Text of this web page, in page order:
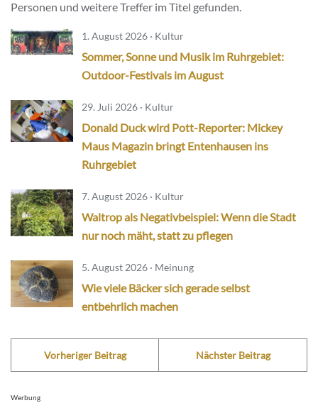
Personen und weitere Treffer im Titel gefunden.
1. August 2026 · Kultur
Sommer, Sonne und Musik im Ruhrgebiet:
Outdoor-Festivals im August
29. Juli 2026 · Kultur
Donald Duck wird Pott-Reporter: Mickey
Maus Magazin bringt Entenhausen ins
Ruhrgebiet
7. August 2026 · Kultur
Waltrop als Negativbeispiel: Wenn die Stadt
nur noch mäht, statt zu pflegen
5. August 2026 · Meinung
Wie viele Bäcker sich gerade selbst
entbehrlich machen
Vorheriger Beitrag Nächster Beitrag
Werbung